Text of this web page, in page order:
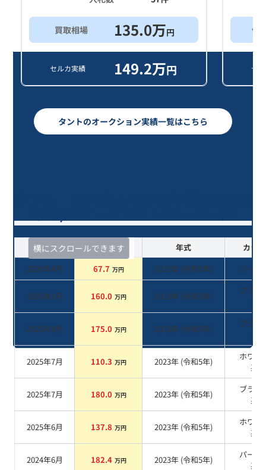
買取相場 135.0万円
セルカ実績 149.2万円
他
セ
タントのオークション実績一覧はこちら
横にスクロールできます
査定時期 セルカ実績 年式
カラー
2026年4月
67.7 万円 2023年 (令和5年) パール
2026年1月 160.0 万円 2023年 (令和5年)
ブラッ
系
2025年9月 175.0 万円 2023年 (令和5年)
ブラッ
系
2025年7月 110.3 万円 2023年 (令和5年)
ホワイ
系
2025年7月 180.0 万円 2023年 (令和5年)
ブラッ
系
2025年6月 137.8 万円 2023年 (令和5年)
ホワイ
系
2024年6月 182.4 万円 2023年 (令和5年)
パープ
系